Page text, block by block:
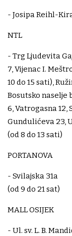
- Josipa Reihl-
NTL
- Trg Ljudevita
7, Vijenac I.
10 do 15 sati),
Bosutsko naselje
6, Vatrogasna 12,
Gundulićeva 23,
(od 8 do 13 sati)
PORTANOVA
- Svilajska 31a
(od 9 do 21 sat)
MALL OSIJEK
- Ul. sv. L. B.